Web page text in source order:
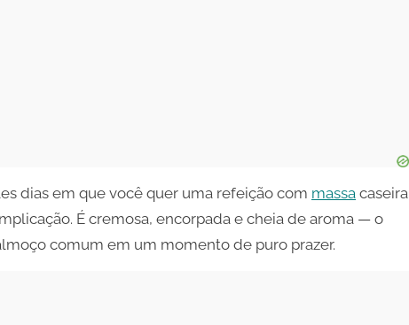
dias em que você quer uma refeição com massa caseira
É cremosa, encorpada e cheia de aroma — o
comum em um momento de puro prazer.